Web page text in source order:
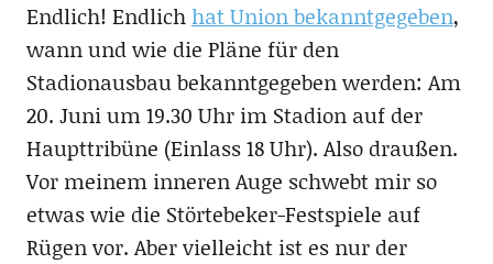
Endlich! Endlichhat Union bekanntgegeben,
wann und wie die Pläne für den
Stadionausbau bekanntgegeben werden: Am
20. Juni um 19.30 Uhr im Stadion auf der
Haupttribüne (Einlass 18 Uhr). Also draußen.
Vor meinem inneren Auge schwebt mir so
etwas wie die Störtebeker-Festspiele auf
Rügen vor. Aber vielleicht ist es nur der